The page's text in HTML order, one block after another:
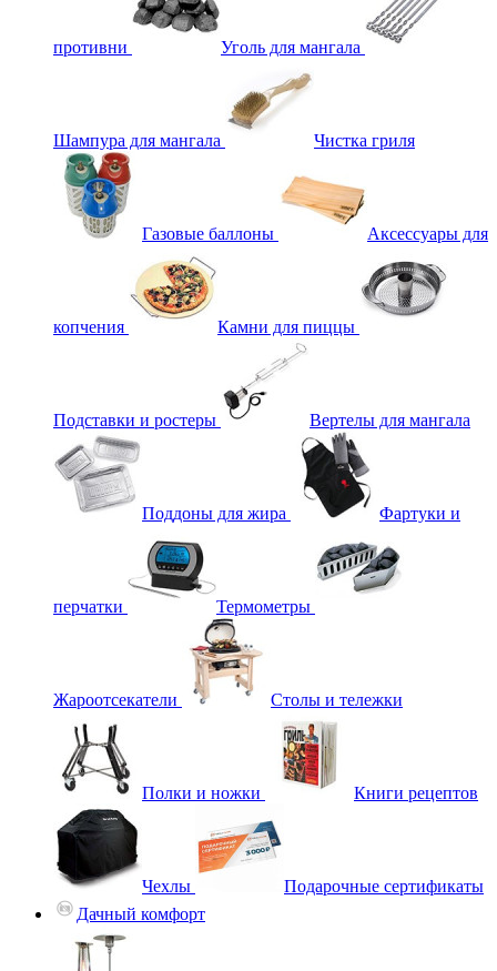
противни Уголь для мангала
Шампура для мангала Чистка гриля
Газовые баллоны Аксессуары для
копчения Камни для пиццы
Подставки и ростеры Вертелы для мангала
Поддоны для жира Фартуки и
перчатки Термометры
Жароотсекатели Столы и тележки
Полки и ножки Книги рецептов
Чехлы
Подарочные сертификаты
Дачный комфорт